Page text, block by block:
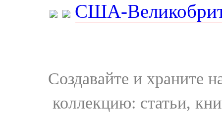
США-
Создавайте и храните
коллекцию: статьи,